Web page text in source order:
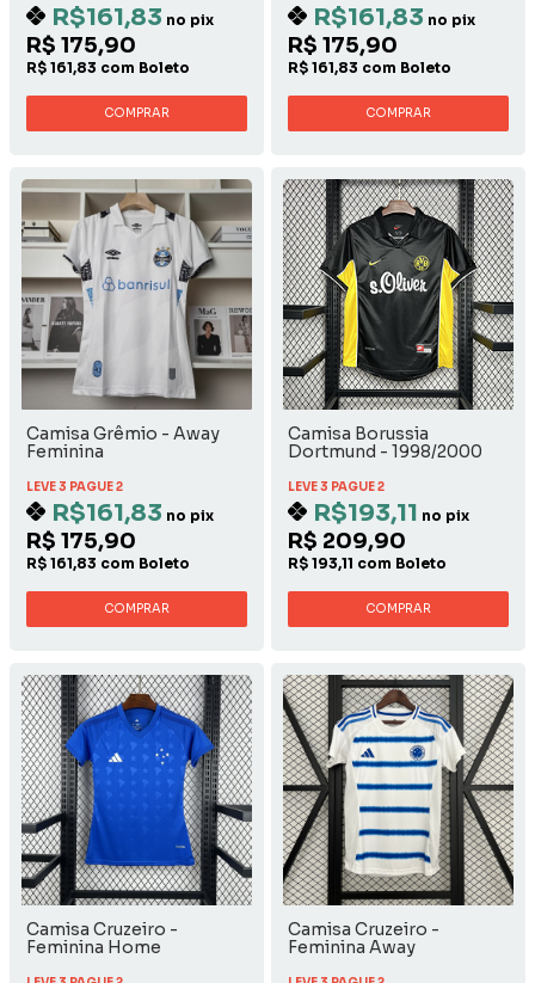
R$161,83 no pix
R$ 175,90
R$ 161,83 com Boleto
COMPRAR
R$161,83 no pix
R$ 175,90
R$ 161,83 com Boleto
COMPRAR
Camisa Grêmio - Away
Feminina
LEVE 3 PAGUE 2
R$161,83 no pix
R$ 175,90
R$ 161,83 com Boleto
COMPRAR
Camisa Borussia
Dortmund - 1998/2000
LEVE 3 PAGUE 2
R$193,11 no pix
R$ 209,90
R$ 193,11 com Boleto
COMPRAR
Camisa Cruzeiro -
Feminina Home
Camisa Cruzeiro -
Feminina Away